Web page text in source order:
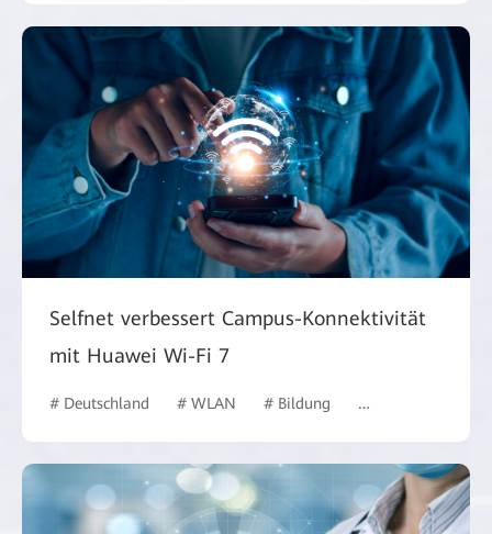
Selfnet verbessert Campus-Konnektivität
mit Huawei Wi-Fi 7
# Deutschland # WLAN # Bildung # Bildungswesen